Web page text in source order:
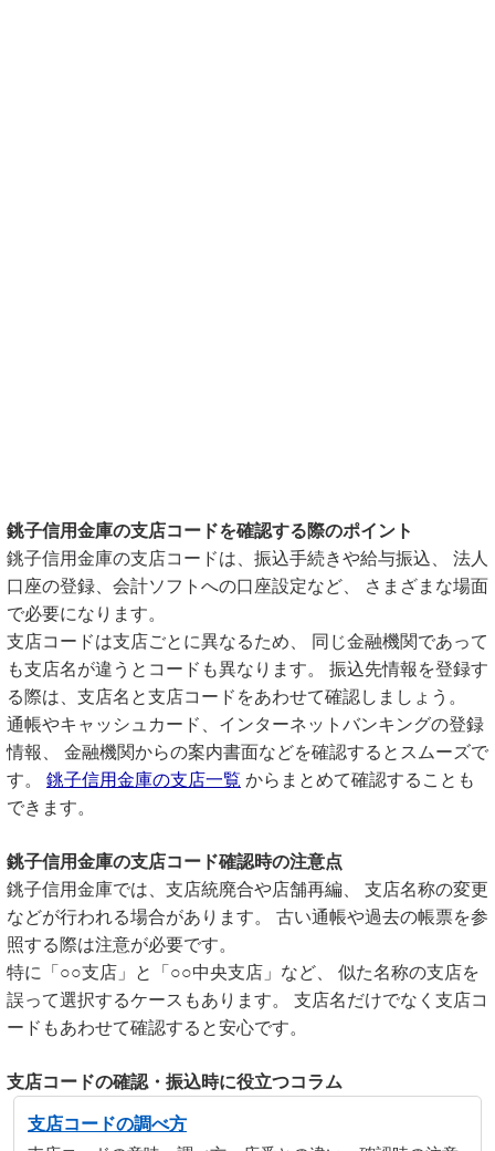
銚子信用金庫の支店コードを確認する際のポイント
銚子信用金庫の支店コードは、振込手続きや給与振込、 法人
口座の登録、会計ソフトへの口座設定など、 さまざまな場面
で必要になります。
支店コードは支店ごとに異なるため、 同じ金融機関であって
も支店名が違うとコードも異なります。 振込先情報を登録す
る際は、支店名と支店コードをあわせて確認しましょう。
通帳やキャッシュカード、インターネットバンキングの登録
情報、 金融機関からの案内書面などを確認するとスムーズで
す。 銚子信用金庫の支店一覧 からまとめて確認することも
できます。
銚子信用金庫の支店コード確認時の注意点
銚子信用金庫では、支店統廃合や店舗再編、 支店名称の変更
などが行われる場合があります。 古い通帳や過去の帳票を参
照する際は注意が必要です。
特に「○○支店」と「○○中央支店」など、 似た名称の支店を
誤って選択するケースもあります。 支店名だけでなく支店コ
ードもあわせて確認すると安心です。
支店コードの確認・振込時に役立つコラム
支店コードの調べ方